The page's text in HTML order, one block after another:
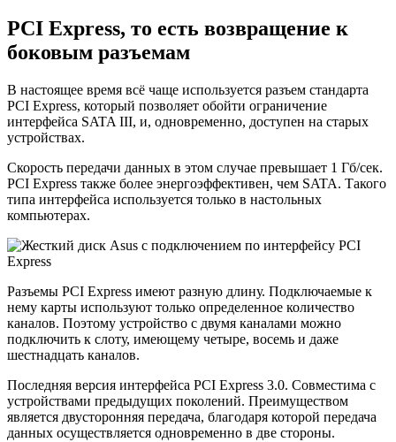
PCI Express, то есть возвращение к
боковым разъемам
В настоящее время всё чаще используется разъем стандарта
PCI Express, который позволяет обойти ограничение
интерфейса SATA III, и, одновременно, доступен на старых
устройствах.
Скорость передачи данных в этом случае превышает 1 Гб/сек.
PCI Express также более энергоэффективен, чем SATA. Такого
типа интерфейса используется только в настольных
компьютерах.
Разъемы PCI Express имеют разную длину. Подключаемые к
нему карты используют только определенное количество
каналов. Поэтому устройство с двумя каналами можно
подключить к слоту, имеющему четыре, восемь и даже
шестнадцать каналов.
Последняя версия интерфейса PCI Express 3.0. Совместима с
устройствами предыдущих поколений. Преимуществом
является двусторонняя передача, благодаря которой передача
данных осуществляется одновременно в две стороны.